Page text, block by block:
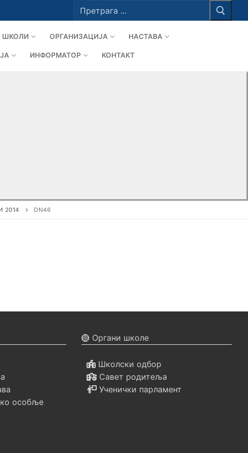
за:
ШКОЛИ ОРГАНИЗАЦИЈА НАСТАВА
ИНФОРМАТОР КОНТАКТ
2014 DN46
особље
Органи школе
Школски одбор
Савет родитеља
Ученички парламент